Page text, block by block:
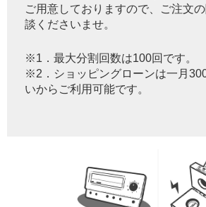
ご用意しておりますので、ご注文
談くださいませ。
※1．最大分割回数は100回です。
※2．ショッピングローンは一月
いからご利用可能です。